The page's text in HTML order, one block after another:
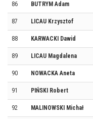
86 BUTRYM Adam
87 LICAU Krzysztof
88 KARWACKI Dawid
89 LICAU Magdalena
90 NOWACKA Aneta
91 PIŃSKI Robert
92 MALINOWSKI Michał